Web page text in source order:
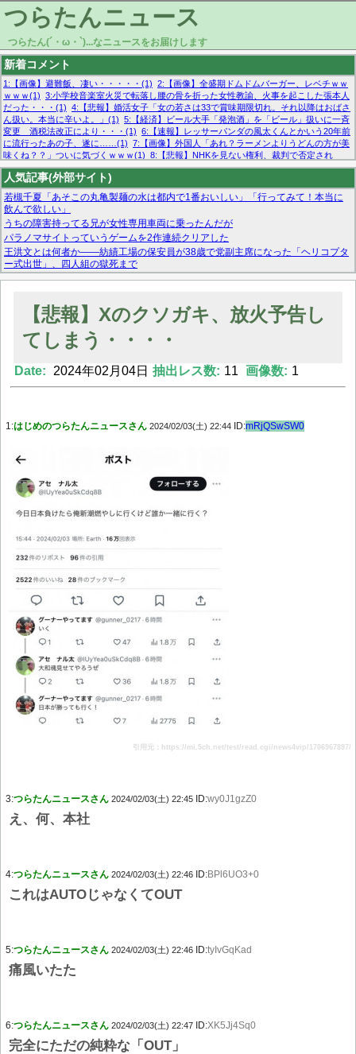
つらたんニュース
つらたん(´・ω・`)...なニュースをお届けします
新着コメント
1:【画像】避難飯、凄い・・・・・(1) 2:【画像】全盛期ドムドムバーガー、レベチｗｗ
ｗｗｗ(1) 3:小学校音楽室火災で転落し腰の骨を折った女性教諭、火事を起こした張本人
だった・・・(1) 4:【悲報】婚活女子「女の若さは33で賞味期限切れ。それ以降はおばさ
ん扱い。本当に辛いよ。」(1) 5:【経済】ビール大手「発泡酒」を「ビール」扱いに一斉
変更 酒税法改正により・・・(1) 6:【速報】レッサーパンダの風太くんとかいう20年前
に流行ったあの子、遂に……(1) 7:【画像】外国人「あれ？ラーメンよりうどんの方が美
味くね？？」ついに気づくｗｗｗ(1) 8:【悲報】NHKを見ない権利、裁判で否定され
る・・・(1) 9:欧州委員長「原発縮小は間違いでした」(1) 10:【悲報】日本企業の人手不
足、限界突破 52%「正社員も足りてません…」(1)
人気記事(外部サイト)
若槻千夏「あそこの丸亀製麺の水は都内で1番おいしい」「行ってみて！本当に
飲んで欲しい」
うちの障害持ってる兄が女性専用車両に乗ったんだが
パラノマサイトっていうゲームを2作連続クリアした
王洪文とは何者か——紡績工場の保安員が38歳で党副主席になった「ヘリコプタ
ー式出世」、四人組の獄死まで
マーベル帝国、まさかの反省！？『サンダーボルツ』の高評価は本物か？ディズ
【モー娘。石田亜佑美】ファーストテイク出演も新規獲得ならず？北川莉央が1
【画像あり】FacebookとかTwitterで拾ったエロ画像貼ってくよ
Powered by livedoor 相互RSS
【悲報】Xのクソガキ、放火予告し
てしまう・・・・
Date: 2024年02月04日 抽出レス数: 11 画像数: 1
1:はじめのつらたんニュースさん 2024/02/03(土) 22:44 ID:mRjQSwSW0
引用元：https://mi.5ch.net/test/read.cgi/news4vip/1706967897/
3:つらたんニュースさん 2024/02/03(土) 22:45 ID:wy0J1gzZ0
え、何、本社
4:つらたんニュースさん 2024/02/03(土) 22:46 ID:BPl6UO3+0
これはAUTOじゃなくてOUT
5:つらたんニュースさん 2024/02/03(土) 22:46 ID:tyIvGqKad
痛風いたた
6:つらたんニュースさん 2024/02/03(土) 22:47 ID:XK5Jj4Sq0
完全にただの純粋な「OUT」